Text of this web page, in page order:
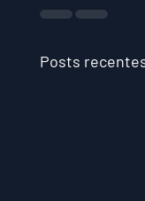
Posts